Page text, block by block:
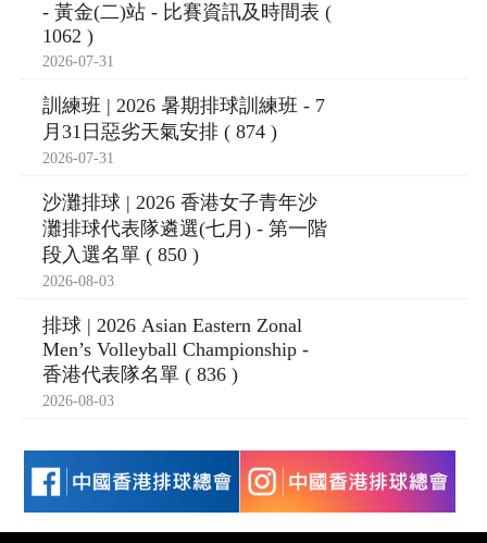
- 黃金(二)站 - 比賽資訊及時間表 (
1062 )
2026-07-31
訓練班 | 2026 暑期排球訓練班 - 7
月31日惡劣天氣安排 ( 874 )
2026-07-31
沙灘排球 | 2026 香港女子青年沙
灘排球代表隊遴選(七月) - 第一階
段入選名單 ( 850 )
2026-08-03
排球 | 2026 Asian Eastern Zonal
Men’s Volleyball Championship -
香港代表隊名單 ( 836 )
2026-08-03